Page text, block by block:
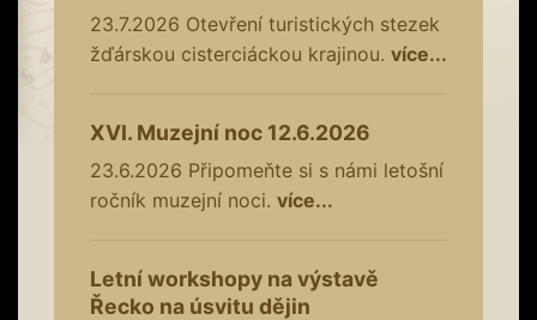
23.7.2026 Otevření turistických stezek
žďárskou cisterciáckou krajinou. více...
XVI. Muzejní noc 12.6.2026
23.6.2026 Připomeňte si s námi letošní
ročník muzejní noci. více...
Letní workshopy na výstavě
Řecko na úsvitu dějin